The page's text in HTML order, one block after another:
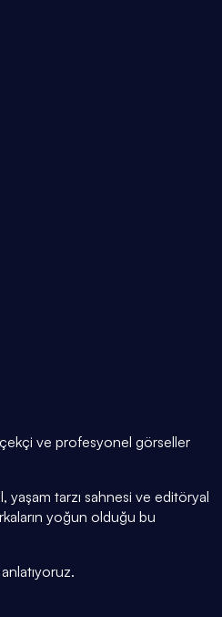
ve profesyonel görseller
tarzı sahnesi ve editöryal
yoğun olduğu bu